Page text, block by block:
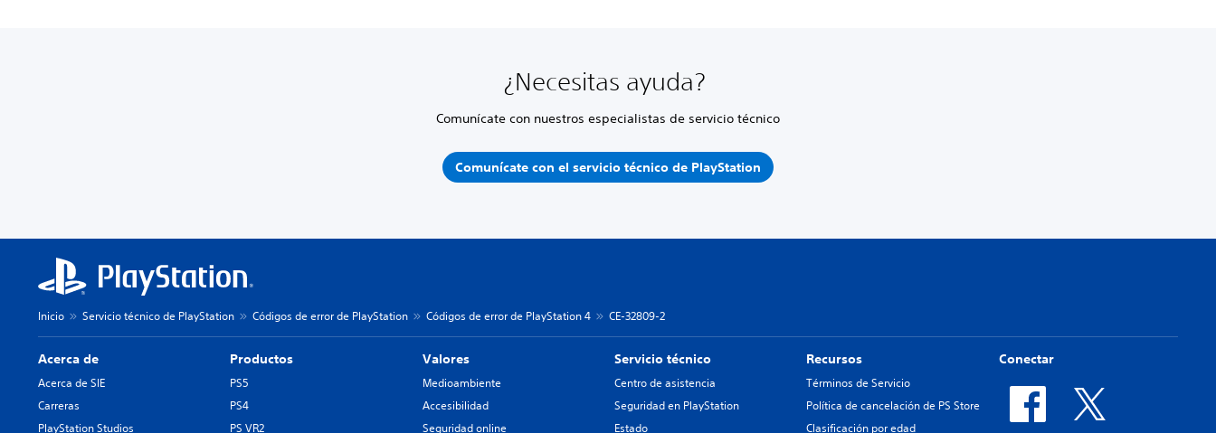
¿Necesitas ayuda?
Comunícate con nuestros especialistas de servicio técnico
Comunícate con el servicio técnico de PlayStation
Inicio Servicio técnico de PlayStation Códigos de error de PlayStation Códigos de error de PlayStation 4 CE-32809-2
Acerca de
Acerca de SIE
Carreras
PlayStation Studios
Productos
PS5
PS4
PS VR2
Valores
Medioambiente
Accesibilidad
Seguridad online
Servicio técnico
Centro de asistencia
Seguridad en PlayStation
Estado
Recursos
Términos de Servicio
Política de cancelación de PS Store
Clasificación por edad
Conectar